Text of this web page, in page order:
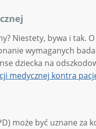
Niestety, bywa i tak.
wymaganych
dziecka na
medycznej kontra
może być uznane za